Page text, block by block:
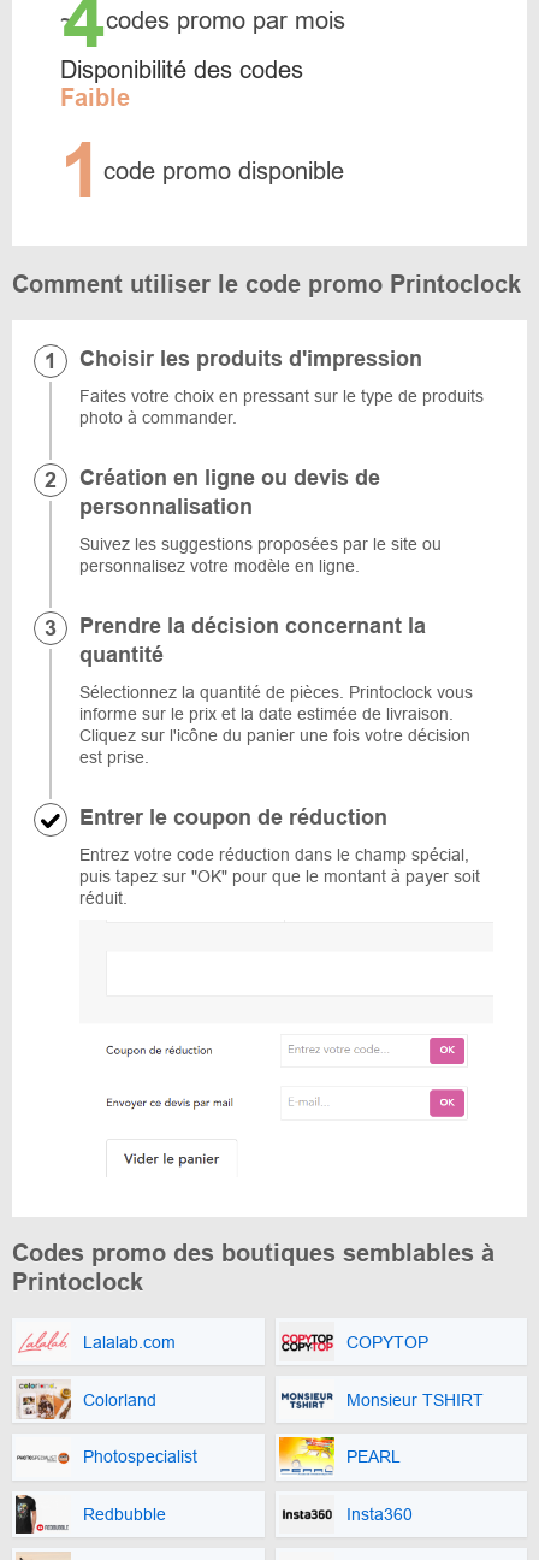
~
4codes promo par mois
Disponibilité des codes
Faible
1 code promo disponible
Comment utiliser le code promo Printoclock
Choisir les produits d'impression
Faites votre choix en pressant sur le type de produits
photo à commander.
Création en ligne ou devis de
personnalisation
Suivez les suggestions proposées par le site ou
personnalisez votre modèle en ligne.
Prendre la décision concernant la
quantité
Sélectionnez la quantité de pièces. Printoclock vous
informe sur le prix et la date estimée de livraison.
Cliquez sur l'icône du panier une fois votre décision
est prise.
Entrer le coupon de réduction
Entrez votre code réduction dans le champ spécial,
puis tapez sur "OK" pour que le montant à payer soit
réduit.
Codes promo des boutiques semblables à
Printoclock
Lalalab.com COPYTOP
Colorland Monsieur TSHIRT
Photospecialist PEARL
Redbubble Insta360